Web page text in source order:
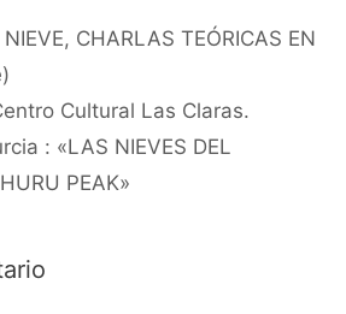
CHARLAS TEÓRICAS EN
Cultural Las Claras.
: «LAS NIEVES DEL
PEAK»